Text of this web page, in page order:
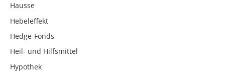
Hausse
Hebeleffekt
Hedge-Fonds
Heil- und Hilfsmittel
Hypothek